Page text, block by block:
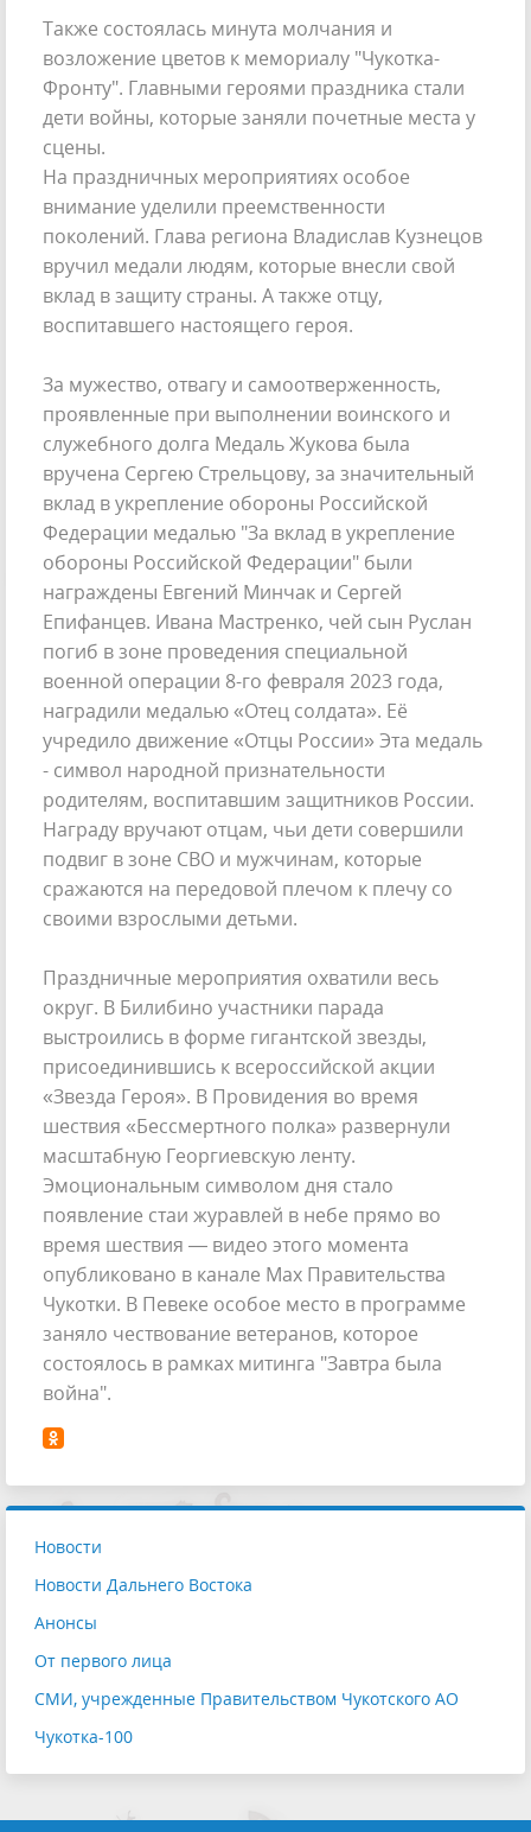
Также состоялась минута молчания и
возложение цветов к мемориалу "Чукотка-
Фронту". Главными героями праздника стали
дети войны, которые заняли почетные места у
сцены.
На праздничных мероприятиях особое
внимание уделили преемственности
поколений. Глава региона Владислав Кузнецов
вручил медали людям, которые внесли свой
вклад в защиту страны. А также отцу,
воспитавшего настоящего героя.
За мужество, отвагу и самоотверженность,
проявленные при выполнении воинского и
служебного долга Медаль Жукова была
вручена Сергею Стрельцову, за значительный
вклад в укрепление обороны Российской
Федерации медалью "За вклад в укрепление
обороны Российской Федерации" были
награждены Евгений Минчак и Сергей
Епифанцев. Ивана Мастренко, чей сын Руслан
погиб в зоне проведения специальной
военной операции 8-го февраля 2023 года,
наградили медалью «Отец солдата». Её
учредило движение «Отцы России» Эта медаль
- символ народной признательности
родителям, воспитавшим защитников России.
Награду вручают отцам, чьи дети совершили
подвиг в зоне СВО и мужчинам, которые
сражаются на передовой плечом к плечу со
своими взрослыми детьми.
Праздничные мероприятия охватили весь
округ. В Билибино участники парада
выстроились в форме гигантской звезды,
присоединившись к всероссийской акции
«Звезда Героя». В Провидения во время
шествия «Бессмертного полка» развернули
масштабную Георгиевскую ленту.
Эмоциональным символом дня стало
появление стаи журавлей в небе прямо во
время шествия — видео этого момента
опубликовано в канале Max Правительства
Чукотки. В Певеке особое место в программе
заняло чествование ветеранов, которое
состоялось в рамках митинга "Завтра была
война".
Новости
Новости Дальнего Востока
Анонсы
От первого лица
СМИ, учрежденные Правительством Чукотского АО
Чукотка-100